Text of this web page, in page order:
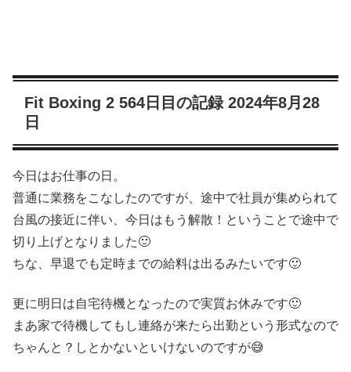
Fit Boxing 2 564日目の記録 2024年8月28
日
今日はお仕事の日。
普通に業務をこなしたのですが、途中で社員が集められて
台風の接近に伴い、今日はもう解散！ということで途中で
切り上げとなりました🙂
ちな、早退でも定時までの給料は出るみたいです🙂
更に明日は自宅待機となったので実質お休みです🙂
まあ家で待機してもし連絡が来たら出勤という形式なので
ちゃんと？しとかないといけないのですが😅